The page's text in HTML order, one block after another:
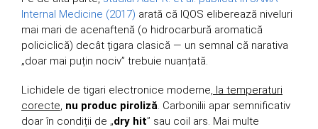
Internal Medicine (2017) arată că IQOS eliberează niveluri
mai mari de acenaftenă (o hidrocarbură aromatică
policiclică) decât țigara clasică — un semnal că narativa
„doar mai puțin nociv” trebuie nuanțată.
Lichidele de tigari electronice moderne, la temperaturi
corecte, nu produc piroliză. Carbonilii apar semnificativ
doar în condiții de „dry hit” sau coil ars. Mai multe